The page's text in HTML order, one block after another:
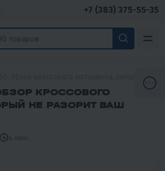
+7 (383) 375-55-35
обзор кроссового мотоцикла, который не
КРОССОВОГО
НЕ РАЗОРИТ ВАШ